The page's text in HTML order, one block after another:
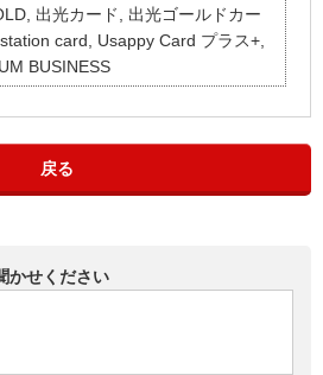
出光カード, 出光ゴールドカー
card, Usappy Card プラス+,
BUSINESS
戻る
かせください